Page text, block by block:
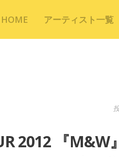
HOME アーティスト一覧
2012 『M&W